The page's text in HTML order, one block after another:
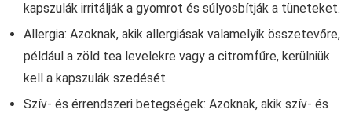
kapszulák irritálják a gyomrot és súlyosbítják a tüneteket.
Allergia: Azoknak, akik allergiásak valamelyik összetevőre,
például a zöld tea levelekre vagy a citromfűre, kerülniük
kell a kapszulák szedését.
Szív- és érrendszeri betegségek: Azoknak, akik szív- és